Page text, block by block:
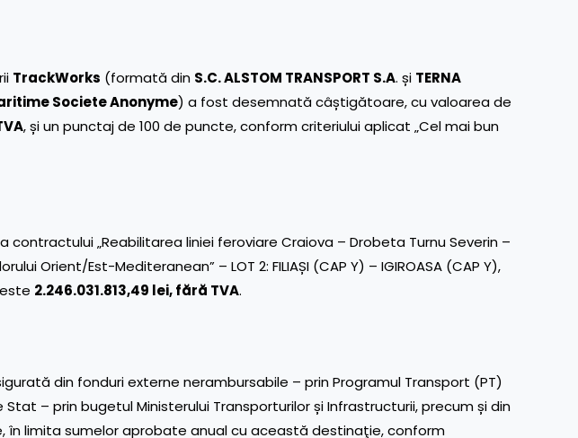
TrackWorks (formată din S.C. ALSTOM TRANSPORT S.A. și TERNA
Societe Anonyme) a fost desemnată câștigătoare, cu valoarea de
, și un punctaj de 100 de puncte, conform criteriului aplicat „Cel mai bun
„Reabilitarea liniei feroviare Craiova – Drobeta Turnu Severin –
Orient/Est-Mediteranean” – LOT 2: FILIAȘI (CAP Y) – IGIROASA (CAP Y),
2.246.031.813,49 lei, fără TVA.
din fonduri externe nerambursabile – prin Programul Transport (PT)
Stat – prin bugetul Ministerului Transporturilor și Infrastructurii, precum și din
în limita sumelor aprobate anual cu această destinaţie, conform